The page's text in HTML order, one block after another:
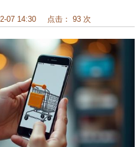
07 14:30 点击： 93 次